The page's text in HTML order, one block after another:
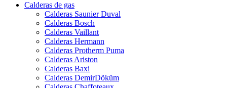
Calderas de gas
Calderas Saunier Duval
Calderas Bosch
Calderas Vaillant
Calderas Hermann
Calderas Protherm Puma
Calderas Ariston
Calderas Baxi
Calderas DemirDöküm